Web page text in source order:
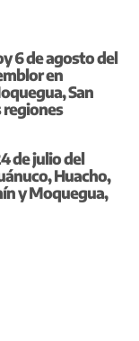
6 de agosto del
en
San
regiones
de julio del
Huacho,
y Moquegua,